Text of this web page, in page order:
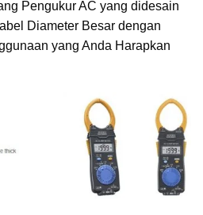
Pengukur AC yang didesain
Diameter Besar dengan
yang Anda Harapkan